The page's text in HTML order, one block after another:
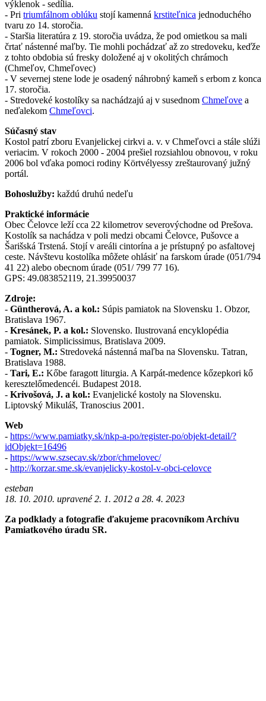
výklenok - sedília.
- Pri triumfálnom oblúku stojí kamenná krstiteľnica jednoduchého
tvaru zo 14. storočia.
- Staršia literatúra z 19. storočia uvádza, že pod omietkou sa mali
črtať nástenné maľby. Tie mohli pochádzať až zo stredoveku, keďže
z tohto obdobia sú fresky doložené aj v okolitých chrámoch
(Chmeľov, Chmeľovec)
- V severnej stene lode je osadený náhrobný kameň s erbom z konca
17. storočia.
- Stredoveké kostolíky sa nachádzajú aj v susednom Chmeľove a
neďalekom Chmeľovci.
Súčasný stav
Kostol patrí zboru Evanjelickej cirkvi a. v. v Chmeľovci a stále slúži
veriacim. V rokoch 2000 - 2004 prešiel rozsiahlou obnovou, v roku
2006 bol vďaka pomoci rodiny Körtvélyessy zreštaurovaný južný
portál.
Bohoslužby: každú druhú nedeľu
Praktické informácie
Obec Čelovce leží cca 22 kilometrov severovýchodne od Prešova.
Kostolík sa nachádza v poli medzi obcami Čelovce, Pušovce a
Šarišská Trstená. Stojí v areáli cintorína a je prístupný po asfaltovej
ceste. Návštevu kostolíka môžete ohlásiť na farskom úrade (051/794
41 22) alebo obecnom úrade (051/ 799 77 16).
GPS: 49.083852119, 21.39950037
Zdroje:
- Güntherová, A. a kol.: Súpis pamiatok na Slovensku 1. Obzor,
Bratislava 1967.
- Kresánek, P. a kol.: Slovensko. Ilustrovaná encyklopédia
pamiatok. Simplicissimus, Bratislava 2009.
- Togner, M.: Stredoveká nástenná maľba na Slovensku. Tatran,
Bratislava 1988.
- Tari, E.: Kőbe faragott liturgia. A Karpát-medence kőzepkori kő
keresztelőmedencéi. Budapest 2018.
- Krivošová, J. a kol.: Evanjelické kostoly na Slovensku.
Liptovský Mikuláš, Tranoscius 2001.
Web
- https://www.pamiatky.sk/nkp-a-po/register-po/objekt-detail/?
idObjekt=16496
- https://www.szsecav.sk/zbor/chmelovec/
- http://korzar.sme.sk/evanjelicky-kostol-v-obci-celovce
esteban
18. 10. 2010. upravené 2. 1. 2012 a 28. 4. 2023
Za podklady a fotografie ďakujeme pracovníkom Archívu
Pamiatkového úradu SR.